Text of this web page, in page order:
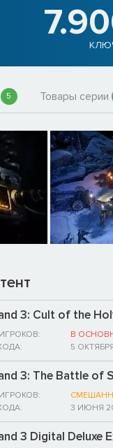
5 Товары серии
3: Cult of the
В
5
3: The Battle of
3 ИЮНЯ
3 Digital Deluxe